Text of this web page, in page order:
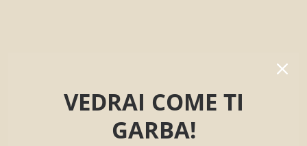
FOOD TRUCKVEDRAI COME TI
GARBA!